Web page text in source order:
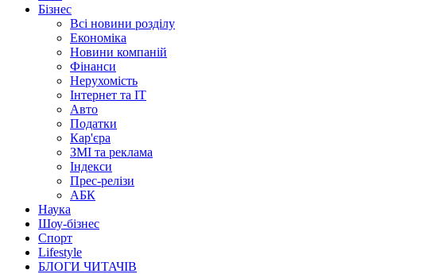
Бізнес
Всі новини розділу
Економіка
Новини компаній
Фінанси
Нерухомість
Інтернет та IT
Авто
Податки
Кар'єра
ЗМІ та реклама
Індекси
Прес-релізи
АБК
Наука
Шоу-бізнес
Спорт
Lifestyle
БЛОГИ ЧИТАЧІВ